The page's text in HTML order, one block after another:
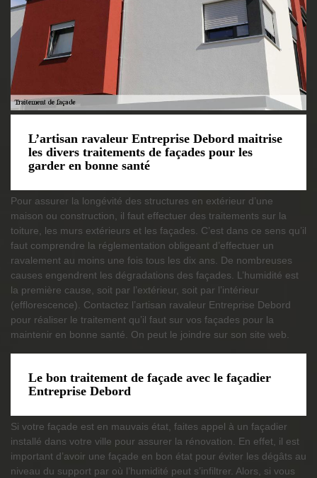
L’artisan ravaleur Entreprise Debord maitrise
les divers traitements de façades pour les
garder en bonne santé
Pour assurer la longévité des structures en extérieur d’une
maison ou construction, il faut effectuer des traitements sur la
toiture, les murs extérieurs et les façades. C’est dans ce sens qu’il
faut comprendre la réglementation obligeant d’effectuer un
ravalement au moins une fois tous les dix ans. De nombreuses
causes engendrent les dégradations des façades. L’humidité est
la première cause, soit par l’extérieur, soit par l’intérieur
(efflorescence). Contactez l’artisan ravaleur Entreprise Debord
pour réaliser le traitement qu’il faut sur vos façades pour la
maintenir en bonne santé. On peut le joindre sur son site web.
Le bon traitement de façade avec le façadier
Entreprise Debord
Si votre façade est en mauvais état, faites appel à un façadier
installé dans votre ville pour assurer la rénovation. En effet, il est
important d’avoir une façade en bon état pour éviter les dégâts au
niveau du support par où l’humidité peut s’infiltrer. Alors, si vous